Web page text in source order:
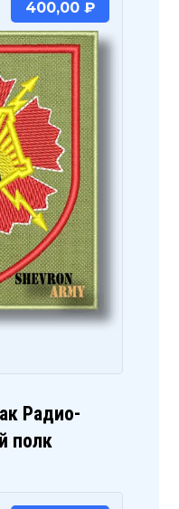
Радио-
полк
400,00 ₽